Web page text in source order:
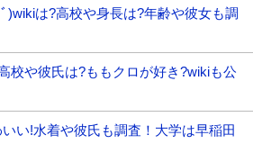
)wikiは?高校や身長は?年齢や彼女も調
校や彼氏は?ももクロが好き?wikiも公
い!水着や彼氏も調査！大学は早稲田